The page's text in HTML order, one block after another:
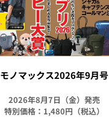
モノマックス2026年9月号
2026年8月7日（金）発売
特別価格：1,480円（税込）